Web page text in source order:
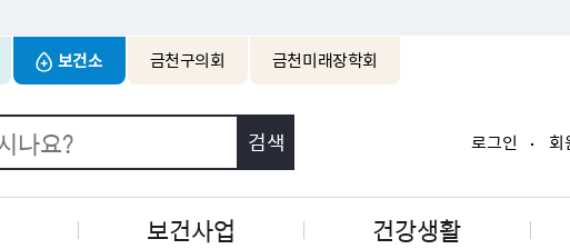
보건소 금천구의회 금천미래장학회
로그인 회
보건사업 건강생활